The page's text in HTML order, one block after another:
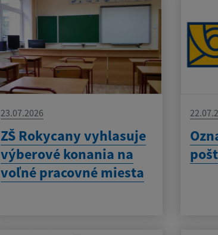
23.07.2026
ZŠ Rokycany vyhlasuje
výberové konania na
voľné pracovné miesta